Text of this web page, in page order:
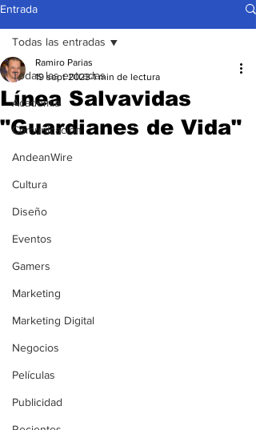
Entrada
Todas las entradas
Academia
Comunicación
AndeanWire
Cultura
Diseño
Eventos
Gamers
Marketing
Marketing Digital
Negocios
Películas
Publicidad
Todas las entradas
Línea Salvavidas
"Guardianes de Vida"
Ramiro Parias
19 sept 2023 1 min de lectura